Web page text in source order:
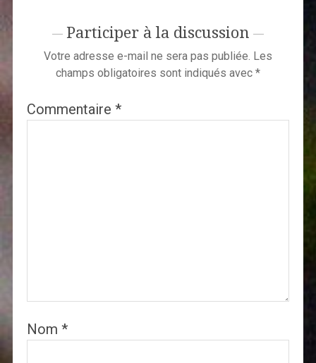
Participer à la discussion
Votre adresse e-mail ne sera pas publiée. Les
champs obligatoires sont indiqués avec *
Commentaire *
Nom *